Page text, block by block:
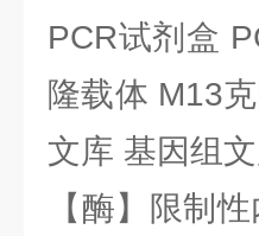
PCR试剂盒
隆载体 M13
文库 基因组
【酶】限制